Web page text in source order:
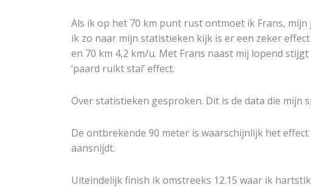
Als ik op het 70 km punt rust ontmoet ik Frans,
ik zo naar mijn statistieken kijk is er een zeker
en 70 km 4,2 km/u. Met Frans naast mij lopend
‘paard ruikt stal’ effect.
Over statistieken gesproken. Dit is de data die mijn
De ontbrekende 90 meter is waarschijnlijk het
aansnijdt.
Uiteindelijk finish ik omstreeks 12.15 waar ik